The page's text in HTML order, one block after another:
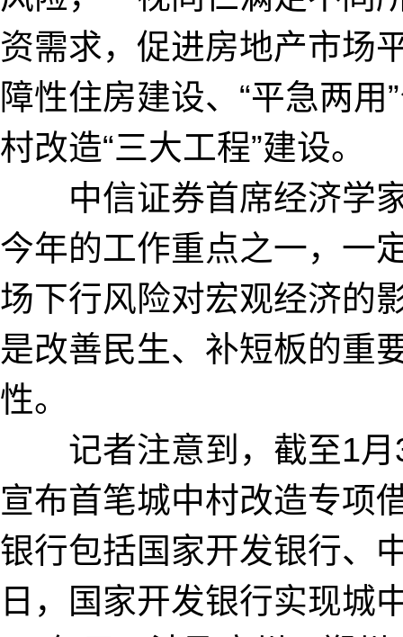
资需求，促进房地产市场
障性住房建设、“平急两
村改造“三大工程”建设。
中信证券首席经济学家
今年的工作重点之一，一
场下行风险对宏观经济的
是改善民生、补短板的重
性。
记者注意到，截至1月
宣布首笔城中村改造专项
银行包括国家开发银行、
日，国家开发银行实现城